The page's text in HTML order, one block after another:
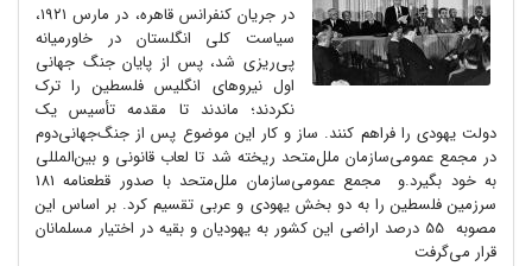
در جریان کنفرانس قاهره، در مارس ۱‌۹۲۱‌،
سیاست کلی انگلستان در خاورمیانه
پی‌ریزی شد، پس از پایان جنگ جهانی
اول نیروهای انگلیس فلسطین را ترک
نکردند؛ ماندند تا مقدمه تأسیس یک
دولت یهودی را فراهم کنند. ساز و کار این موضوع پس از جنگ‌جهانی‌دوم
در مجمع عمومی‌سازمان ملل‌متحد ریخته شد تا لعاب قانونی و بین‌المللی
به خود بگیرد.و مجمع عمومی‌سازمان ملل‌متحد با صدور قطعنامه 181
سرزمین فلسطین را به دو بخش یهودی و عربی تقسیم کرد. بر اساس این
مصوبه 55 درصد اراضی این کشور به یهودیان و بقیه در اختیار مسلمانان
قرار می‌گرفت